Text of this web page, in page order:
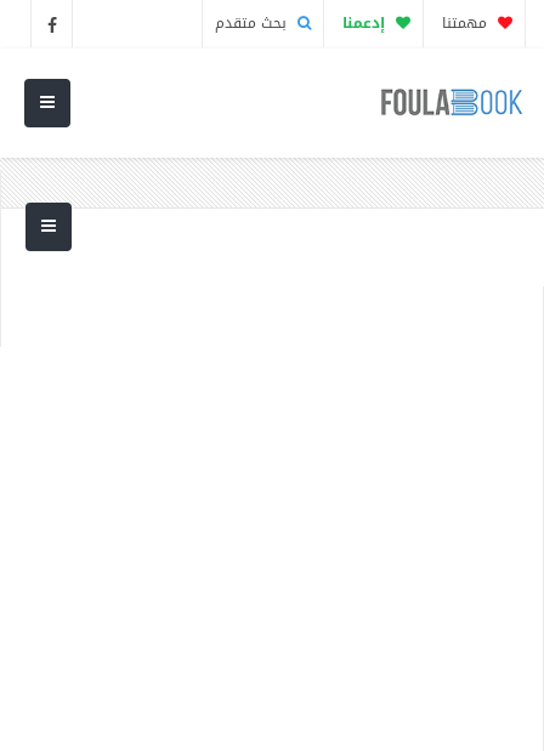
مهمتنا إدعمنا بحث متقدم